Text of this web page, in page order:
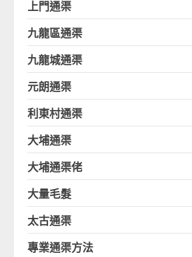
上門通渠
九龍區通渠
九龍城通渠
元朗通渠
利東村通渠
大埔通渠
大埔通渠佬
大量毛髮
太古通渠
專業通渠方法